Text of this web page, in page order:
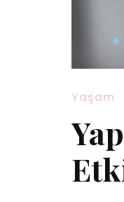
Yaşam